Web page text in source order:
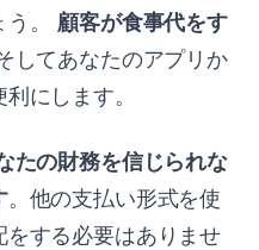
。 顧客が食事代をす
してあなたのアプリか
にします。
たの財務を信じられな
。他の支払い形式を使
をする必要はありませ